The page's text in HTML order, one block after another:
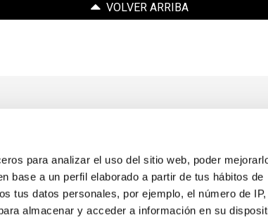
para analizar el uso del sitio web, poder
base a un perfil elaborado a partir de tus hábitos de
tus datos personales, por ejemplo, el número de IP,
almacenar y acceder a información en su
VOLVER ARRIBA